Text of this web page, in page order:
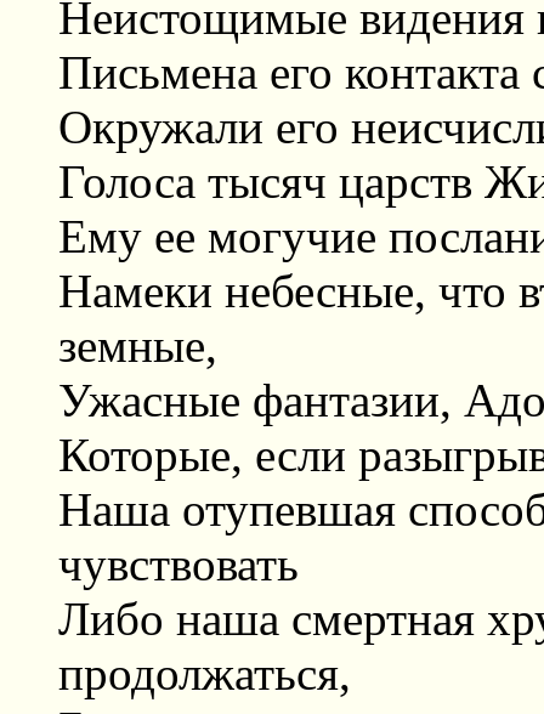
Неистощимые видения
Письмена его
Окружали его
Голоса тысяч царств
Ему ее могучие
Намеки небесные, что
земные,
Ужасные фантазии,
Которые, если
Наша отупевшая
чувствовать
Либо наша смертная
продолжаться,